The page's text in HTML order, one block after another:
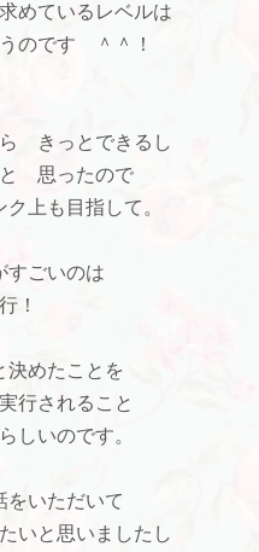
めているレベルは
のです ＾＾！
きっとできるし
と 思ったので
上も目指して。
すごいのは
！
決めたことを
行されること
しいのです。
をいただいて
いと思いましたし